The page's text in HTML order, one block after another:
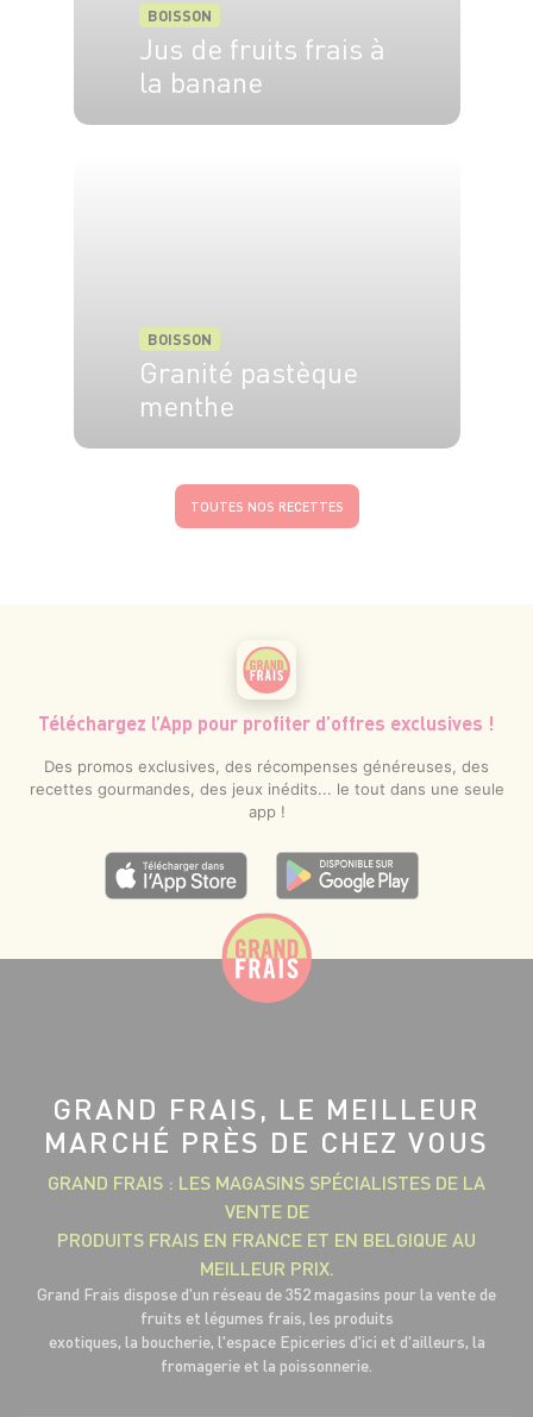
BOISSON
Jus de fruits frais à
la banane
BOISSON
Granité pastèque
menthe
TOUTES NOS RECETTES
Téléchargez l’App pour profiter d’offres exclusives !
Des promos exclusives, des récompenses généreuses, des
recettes gourmandes, des jeux inédits... le tout dans une seule
app !
GRAND FRAIS, LE MEILLEUR
MARCHÉ PRÈS DE CHEZ VOUS
GRAND FRAIS : LES MAGASINS SPÉCIALISTES DE LA
VENTE DE
PRODUITS FRAIS EN FRANCE ET EN BELGIQUE AU
MEILLEUR PRIX.
Grand Frais dispose d'un réseau de 352 magasins pour la vente de
fruits et légumes frais, les produits
exotiques, la boucherie, l'espace Epiceries d'ici et d'ailleurs, la
fromagerie et la poissonnerie.